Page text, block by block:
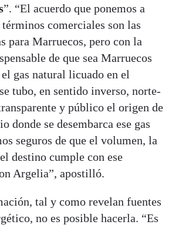
”. “El acuerdo que ponemos a
comerciales son las
para Marruecos, pero con la
de que sea Marruecos
gas natural licuado en el
tubo, en sentido inverso, norte-
y público el origen de
donde se desembarca ese gas
seguros de que el volumen, la
destino cumple con ese
Argelia”, apostilló.
tal y como revelan fuentes
no es posible hacerla. “Es